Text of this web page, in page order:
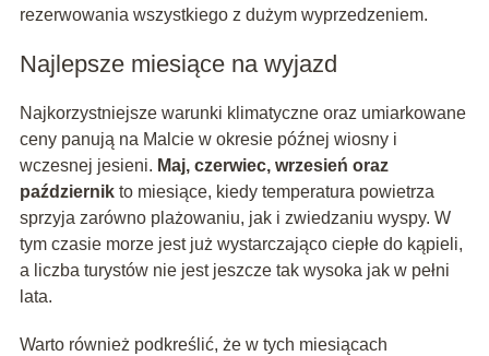
rezerwowania wszystkiego z dużym wyprzedzeniem.
Najlepsze miesiące na wyjazd
Najkorzystniejsze warunki klimatyczne oraz umiarkowane
ceny panują na Malcie w okresie późnej wiosny i
wczesnej jesieni. Maj, czerwiec, wrzesień oraz
październikto miesiące, kiedy temperatura powietrza
sprzyja zarówno plażowaniu, jak i zwiedzaniu wyspy. W
tym czasie morze jest już wystarczająco ciepłe do kąpieli,
a liczba turystów nie jest jeszcze tak wysoka jak w pełni
lata.
Warto również podkreślić, że w tych miesiącach